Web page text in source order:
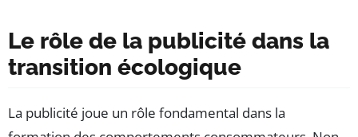
Le rôle de la publicité dans la
transition écologique
La publicité joue un rôle fondamental dans la